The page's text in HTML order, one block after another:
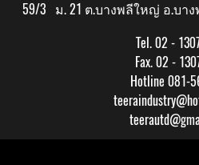
59/3 ม. 21 ต.บางพลีใหญ่ อ.บาง
Tel. 02 -
Fax. 02 -
Hotline 081-